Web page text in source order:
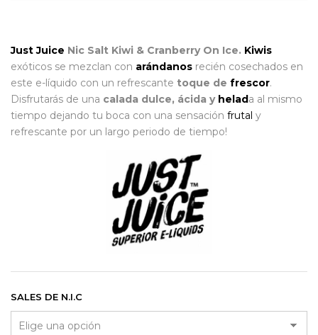
Just Juice Nic Salt Kiwi & Cranberry On Ice. Kiwis
exóticos se mezclan con arándanos recién cosechados en
este e-líquido con un refrescante toque de frescor.
Disfrutarás de una calada dulce, ácida y helada al mismo
tiempo dejando tu boca con una sensación frutal y
refrescante por un largo periodo de tiempo!
SALES DE N.I.C